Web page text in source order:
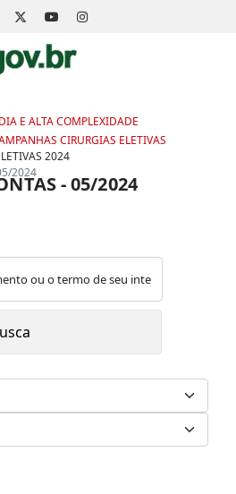
E ALTA COMPLEXIDADE
CIRURGIAS ELETIVAS
2024
2024
- 05/2024